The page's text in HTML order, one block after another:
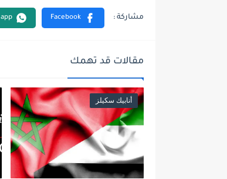
مقالات قد تهمك
أنابيك سكيلز